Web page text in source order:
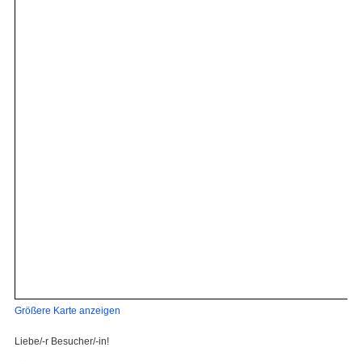
Größere Karte anzeigen
Liebe/-r Besucher/-in!